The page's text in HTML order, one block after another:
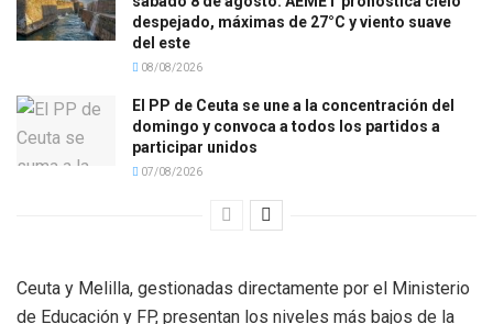
despejado, máximas de 27°C y viento suave
del este
08/08/2026
El PP de Ceuta se une a la concentración del
domingo y convoca a todos los partidos a
participar unidos
07/08/2026
Ceuta y Melilla, gestionadas directamente por el Ministerio
de Educación y FP, presentan los niveles más bajos de la